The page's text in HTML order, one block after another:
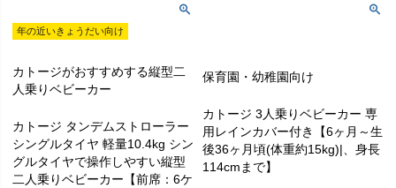
年の近いきょうだい向け
カトージがおすすめする縦型二
人乗りベビーカー
カトージ タンデムストローラー
シングルタイヤ 軽量10.4kg シン
グルタイヤで操作しやすい縦型
二人乗りベビーカー【前席：6ケ
保育園・幼稚園向け
カトージ 3人乗りベビーカー 専
用レインカバー付き【6ヶ月～生
後36ヶ月頃(体重約15kg)|、身長
114cmまで】